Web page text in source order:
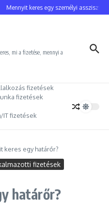
Mennyit keres egy személyi asszisztens?
mi a fizetése, mennyi a
fizetések
fizetések
IT fizetések
keres egy határőr?
fizetések
határőr?